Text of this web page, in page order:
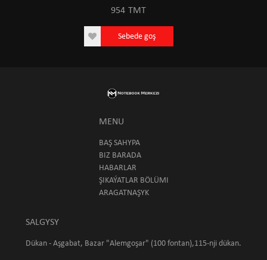
954 TMT
Sebede goş
MENU
BAŞ SAHYPA
BIZ BARADA
HABARLAR
ŞIKAÝATLAR BÖLÜMI
ARAGATNAŞYK
SALGYSY
Dükan - Aşgabat, Bazar "Alemgoşar" (100 fontan),115-nji dükan.